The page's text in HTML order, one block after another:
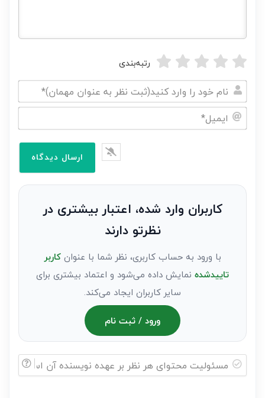
رتبه‌بندی
نام
خود
نظر
کاربران وارد شده، اعتبار بیشتری در
نظرتو دارند
با ورود به حساب کاربری، نظر شما با عنوانکاربر
تاییدشده نمایش داده می‌شود و اعتماد بیشتری برای
سایر کاربران ایجاد می‌کند.
ورود / ثبت نام